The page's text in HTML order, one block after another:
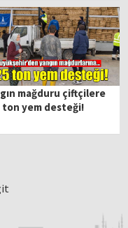
mağduru çiftçilere
ton yem desteği!